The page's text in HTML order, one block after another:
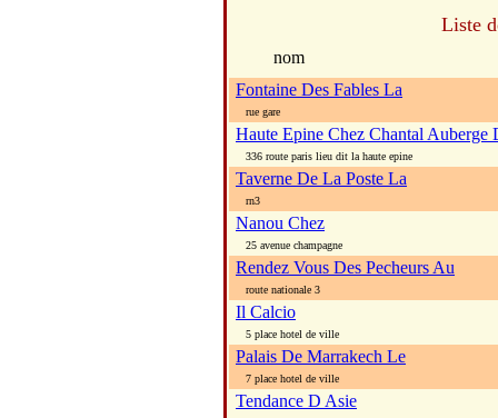
Liste
nom
Fontaine Des Fables La
rue gare
Haute Epine Chez Chantal Auberge
336 route paris lieu dit la haute epine
Taverne De La Poste La
rn3
Nanou Chez
25 avenue champagne
Rendez Vous Des Pecheurs Au
route nationale 3
Il Calcio
5 place hotel de ville
Palais De Marrakech Le
7 place hotel de ville
Tendance D Asie